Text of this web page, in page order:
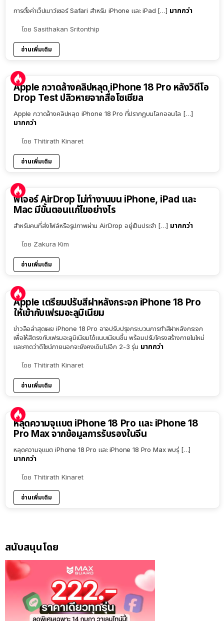
การตั้งค่าเว็ปเบาว์เซอร์ Safari สำหรับ iPhone และ iPad […] มากกว่า
โดย Sasithakan Sritonthip
อ่านเพิ่มเติม
Apple กวาดล้างคลิปหลุด iPhone 18 Pro หลังวิดีโอ
Drop Test ปลิวหายจากสื่อโซเชียล
Apple กวาดล้างคลิปหลุด iPhone 18 Pro ที่ปรากฏบนโลกออนไล […]
มากกว่า
โดย Thitirath Kinaret
อ่านเพิ่มเติม
ฟีเจอร์ AirDrop ไม่ทำงานบน iPhone, iPad และ
Mac มีขั้นตอนแก้ไขอย่างไร
สำหรับคนที่ส่งไฟล์หรือรูปภาพผ่าน AirDrop อยู่เป็นประจำ […] มากกว่า
โดย Zakura Kim
อ่านเพิ่มเติม
Apple เตรียมปรับสีฝาหลังกระจก iPhone 18 Pro
ให้เข้ากับเฟรมอะลูมิเนียม
ข่าวลือล่าสุดเผย iPhone 18 Pro อาจปรับปรุงกระบวนการทำสีฝาหลังกระจก
เพื่อให้สีตรงกับเฟรมอะลูมิเนียมได้แนบเนียนขึ้น พร้อมปรับโครงสร้างภายในใหม่
และคาดว่าดีไซน์ภายนอกจะยังคงเดิมไปอีก 2-3 รุ่น มากกว่า
โดย Thitirath Kinaret
อ่านเพิ่มเติม
หลุดความจุแบต iPhone 18 Pro และ iPhone 18
Pro Max จากข้อมูลการรับรองในจีน
หลุดความจุแบต iPhone 18 Pro และ iPhone 18 Pro Max พบรุ่ […]
มากกว่า
โดย Thitirath Kinaret
อ่านเพิ่มเติม
สนับสนุนโดย